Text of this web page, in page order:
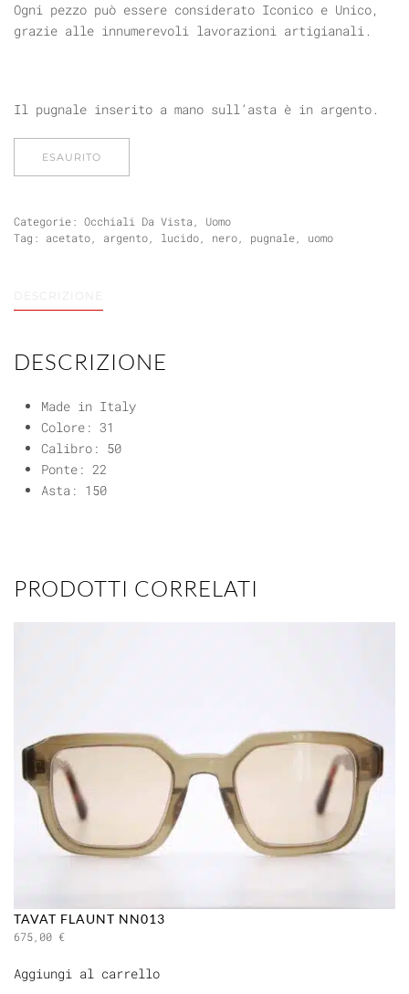
Ogni pezzo può essere considerato Iconico e Unico,
grazie alle innumerevoli lavorazioni artigianali.
Il pugnale inserito a mano sull’asta è in argento.
ESAURITO
Categorie: Occhiali Da Vista, Uomo
Tag: acetato, argento, lucido, nero, pugnale, uomo
DESCRIZIONE
DESCRIZIONE
Made in Italy
Colore: 31
Calibro: 50
Ponte: 22
Asta: 150
PRODOTTI CORRELATI
TAVAT FLAUNT NN013
675,00 €
Aggiungi al carrello